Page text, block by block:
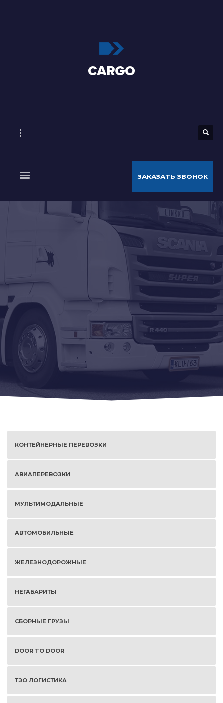
ЗАКАЗАТЬ ЗВОНОК
КОНТЕЙНЕРНЫЕ ПЕРЕВОЗКИ
АВИАПЕРЕВОЗКИ
МУЛЬТИМОДАЛЬНЫЕ
АВТОМОБИЛЬНЫЕ
ЖЕЛЕЗНОДОРОЖНЫЕ
НЕГАБАРИТЫ
СБОРНЫЕ ГРУЗЫ
DOOR TO DOOR
ТЭО ЛОГИСТИКА